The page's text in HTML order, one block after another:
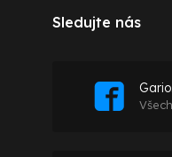
Sledujte nás